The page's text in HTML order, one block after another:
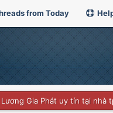
from Today
Gia Phát uy tín tại nhà